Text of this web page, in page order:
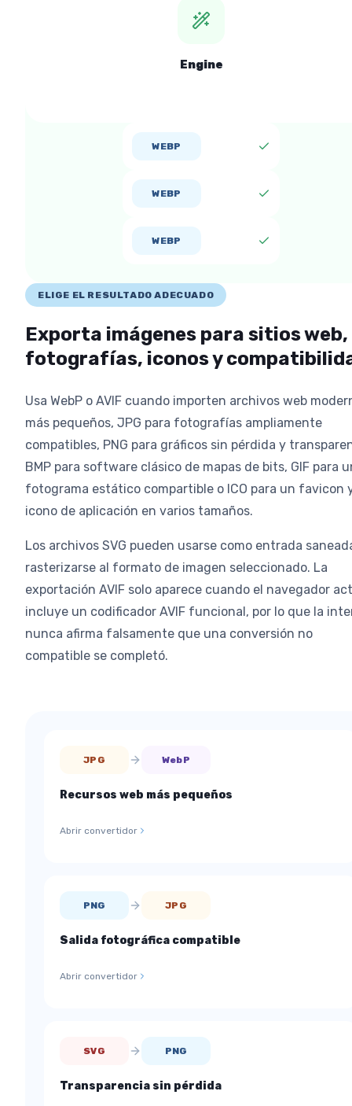
Engine
WEBP
WEBP
WEBP
ELIGE EL RESULTADO ADECUADO
Exporta imágenes para sitios web,
fotografías, iconos y
Usa WebP o AVIF cuando importen archivos web
más pequeños, JPG para fotografías ampliamente
compatibles, PNG para gráficos sin pérdida y
BMP para software clásico de mapas de bits, GIF para
fotograma estático compartible o ICO para un favicon
icono de aplicación en varios tamaños.
Los archivos SVG pueden usarse como entrada
rasterizarse al formato de imagen seleccionado. La
exportación AVIF solo aparece cuando el navegador
incluye un codificador AVIF funcional, por lo que la
nunca afirma falsamente que una conversión no
compatible se completó.
JPG WebP
Recursos web más pequeños
Abrir convertidor
PNG JPG
Salida fotográfica compatible
Abrir convertidor
SVG PNG
Transparencia sin pérdida